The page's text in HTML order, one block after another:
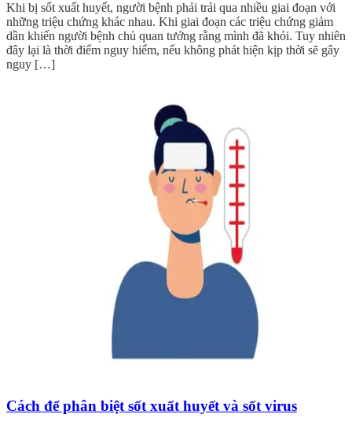
Khi bị sốt xuất huyết, người bệnh phải trải qua nhiều giai đoạn với
những triệu chứng khác nhau. Khi giai đoạn các triệu chứng giảm
dần khiến người bệnh chủ quan tưởng rằng mình đã khỏi. Tuy nhiên
đây lại là thời điểm nguy hiểm, nếu không phát hiện kịp thời sẽ gây
nguy […]
Cách để phân biệt sốt xuất huyết và sốt virus